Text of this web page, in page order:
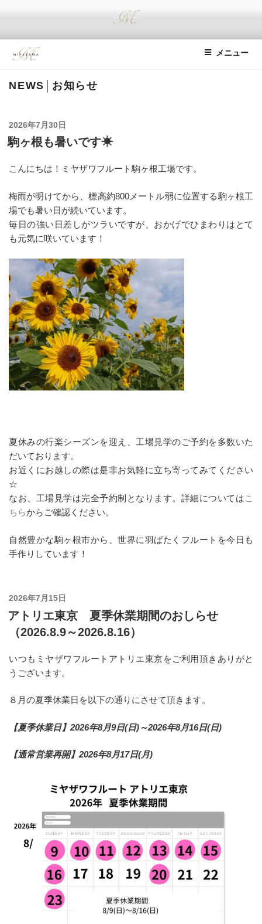
ミヤザワフルート
メニュー
NEWS│お知らせ
投
稿
2026年7月30日
駒ヶ根も暑いです☀
こんにちは！ミヤザワフルート駒ヶ根工場です。
梅雨が明けてから、標高約800メートル弱に位置する駒ヶ根工
場でも暑い日が続いています。
毎日の強い日差しがツラいですが、おかげでひまわりはとて
も元気に咲いています！
夏休みの行楽シーズンを迎え、工場見学のご予約を多数いた
だいております。
お近くにお越しの際は是非お気軽に立ち寄ってみてください
☆
なお、工場見学は完全予約制となります。詳細についてはこ
ちらからご確認ください。
自然豊かな駒ヶ根市から、世界に羽ばたくフルートを今日も
手作りしています！
投
稿
日:
2026年7月15日
アトリエ東京 夏季休業期間のおしらせ
（2026.8.9～2026.8.16）
いつもミヤザワフルートアトリエ東京をご利用頂きありがと
うございます。
８月の夏季休業日を以下の通りにさせて頂きます。
【夏季休業日】2026年8月9日(日)～2026年8月16日(日)
【通常営業再開】2026年8月17日(月)